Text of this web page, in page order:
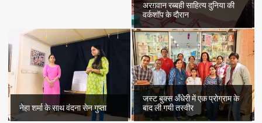
अरग़वान रब्बही साहित्य दुनिया की
वर्कशॉप के दौरान
नेहा शर्मा के साथ वंदना सेन गुप्ता
जस्ट बुक्स अँधेरी में एक प्रोग्राम के
बाद ली गयी तस्वीर